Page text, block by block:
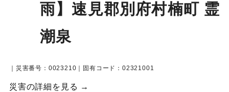
雨】速見郡別府村楠町 霊
潮泉
｜災害番号：0023210｜固有コード：02321001
災害の詳細を見る →